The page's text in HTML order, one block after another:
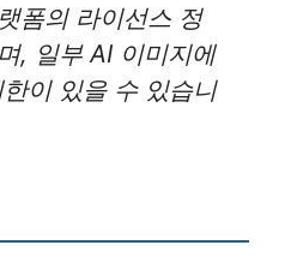
폼의 라이선스 정
, 일부 AI 이미지에
이 있을 수 있습니